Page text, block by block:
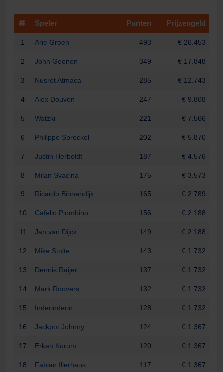
# Speler Punten Prijzengeld
1 Arie Groen 493 € 26.453
2 John Geenen 349 € 17.848
3 Nusret Atmaca 285 € 12.743
4 Alex Douven 247 € 9.808
5 Watzki 221 € 7.566
6 Philippe Sprockel 202 € 5.870
7 Justin Herboldt 187 € 4.576
8 Milan Svacina 175 € 3.573
9 Ricardo Binnendijk 165 € 2.789
10 Cafello Piombino 156 € 2.188
11 Jan van Dijck 149 € 2.188
12 Mike Stolte 143 € 1.732
13 Dennis Raijer 137 € 1.732
14 Mark Roovers 132 € 1.732
15 Inderinderin 128 € 1.732
16 Jackpot Johnny 124 € 1.367
17 Erkan Kurum 120 € 1.367
18 Fabian Illerhaus 117 € 1.367